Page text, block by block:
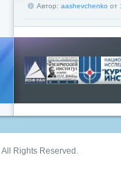
Автор: aashevchenko от
All Rights Reserved.